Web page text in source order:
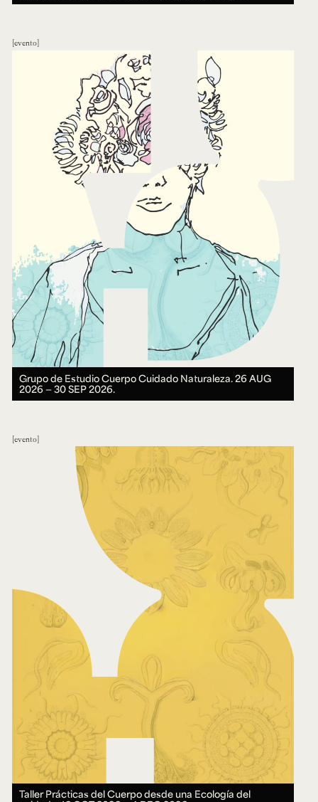
evento
Grupo de Estudio Cuerpo Cuidado Naturaleza.26 AUG
2026 ― 30 SEP 2026.
evento
Taller Prácticas del Cuerpo desde una Ecología del